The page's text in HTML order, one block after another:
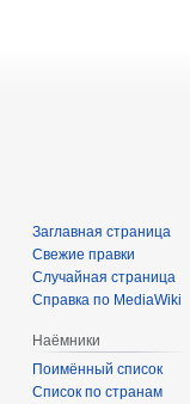
Заглавная страница
Свежие правки
Случайная страница
Справка по MediaWiki
Наёмники
Поимённый список
Список по странам